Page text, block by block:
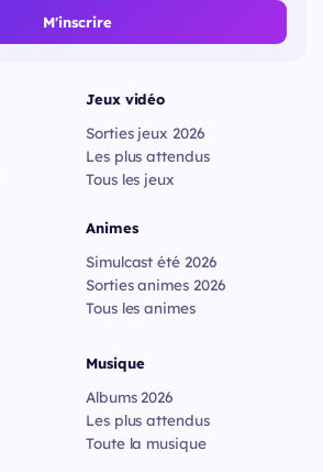
M'inscrire
Jeux vidéo
Sorties jeux 2026
Les plus attendus
Tous les jeux
Animes
Simulcast été 2026
Sorties animes 2026
Tous les animes
Musique
Albums 2026
Les plus attendus
Toute la musique